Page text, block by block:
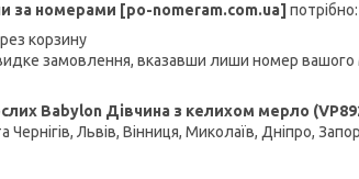
за номерами [po-nomeram.com.ua] потрібно:
корзину
замовлення, вказавши лиши номер вашого
Babylon Дівчина з келихом мерло
Львів, Вінниця, Миколаїв, Дніпро,